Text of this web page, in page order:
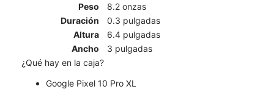
Peso
8.2 onzas
Duración
0.3 pulgadas
Altura
6.4 pulgadas
Ancho
3 pulgadas
¿Qué hay en la caja?
Google Pixel 10 Pro XL